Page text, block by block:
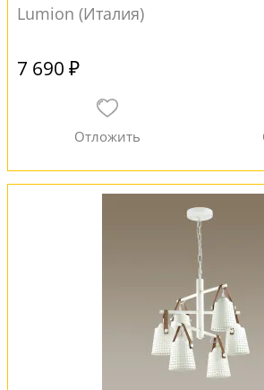
Lumion (Италия)
7 690 ₽